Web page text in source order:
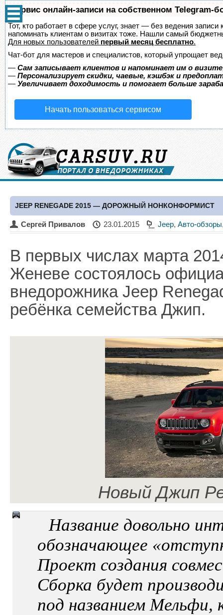
Сервис онлайн-записи на собственном Telegram-
Тот, кто работает в сфере услуг, знает — без ведения
напоминать клиентам о визитах тоже. Нашли самый
Для новых пользователей первый месяц бесплатно.
Чат-бот для мастеров и специалистов, который упрощает
— Сам записывает клиентов и напоминает им о
— Персонализирует скидки, чаевые, кэшбэк и
— Увеличивает доходимость и помогает больше
Начать пользоваться сервисом
JEEP RENEGADE 2015 — ДОРОЖНЫЙ НОНКОНФОРМИСТ
Сергей Привалов 23.01.2015 Jeep, Авто-обзоры
В первых числах марта
Женеве состоялось
внедорожника Jeep
ребёнка семейства Джип.
Новый Джип
Название довольно
обозначающее
Проект создания
Сборка будет
под названием Мельфи,